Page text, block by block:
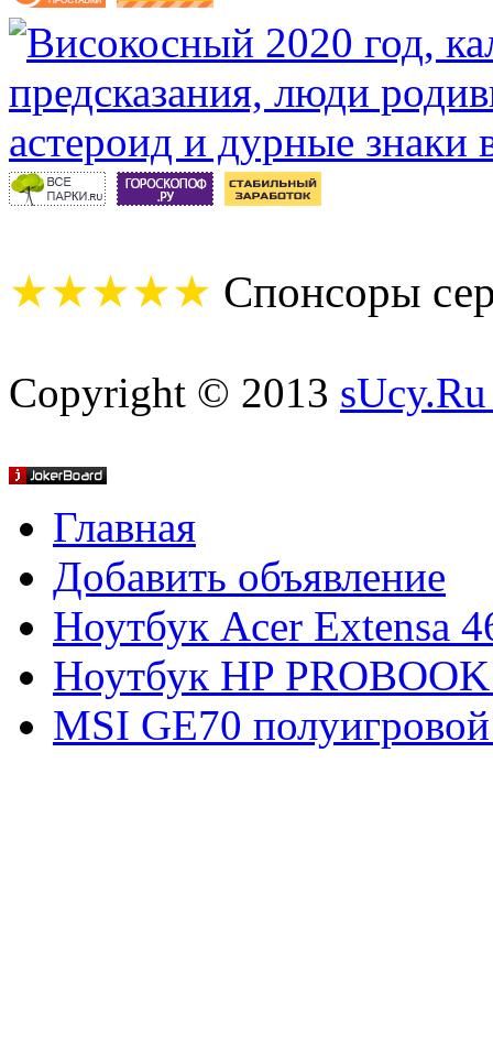
★★★★★ Спонсоры
Copyright © 2013
Главная
Добавить объявление
Ноутбук Acer Extensa
Ноутбук HP
MSI GE70